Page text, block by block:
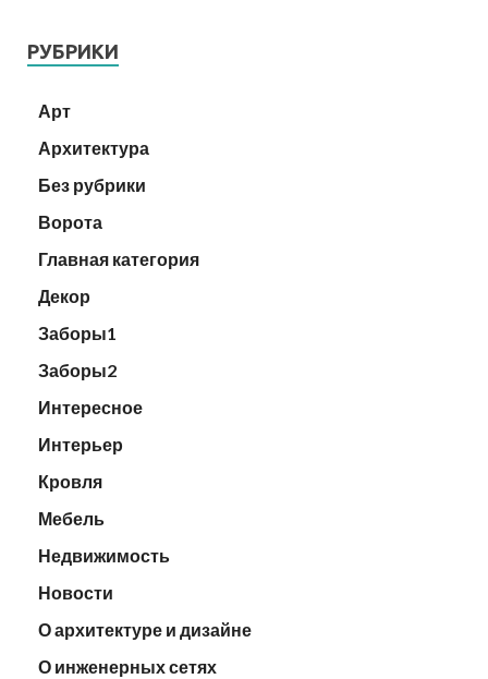
РУБРИКИ
Арт
Архитектура
Без рубрики
Ворота
Главная категория
Декор
Заборы1
Заборы2
Интересное
Интерьер
Кровля
Мебель
Недвижимость
Новости
О архитектуре и дизайне
О инженерных сетях